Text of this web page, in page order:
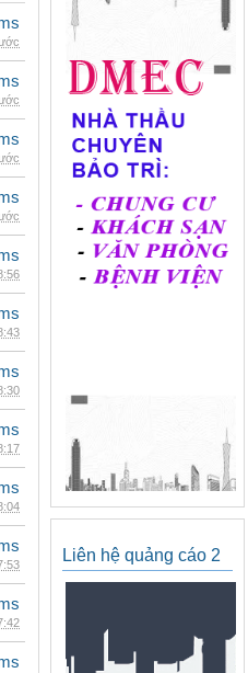
Liên hệ quảng cáo 2